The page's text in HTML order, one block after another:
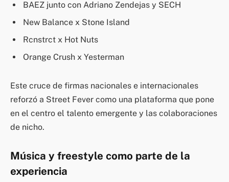
BAEZ junto con Adriano Zendejas y SECH
New Balance x Stone Island
Rcnstrct x Hot Nuts
Orange Crush x Yesterman
Este cruce de firmas nacionales e internacionales
reforzó a Street Fever como una plataforma que pone
en el centro el talento emergente y las colaboraciones
de nicho.
Música y freestyle como parte de la
experiencia